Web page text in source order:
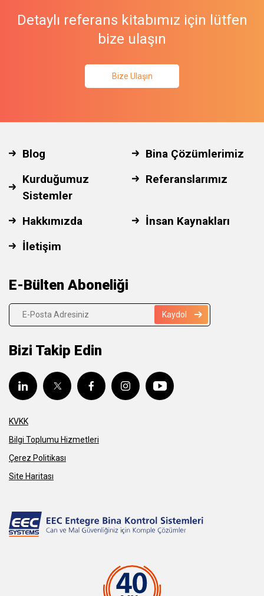
Detaylı referans kitabımız için lütfen
bize ulaşın
Bize Ulaşın
Blog
Bina Çözümlerimiz
Kurduğumuz
Sistemler
Referanslarımız
Hakkımızda
İnsan Kaynakları
İletişim
E-Bülten Aboneliği
Kaydol
Bizi Takip Edin
KVKK
Bilgi Toplumu Hizmetleri
Çerez Politikası
Site Haritası